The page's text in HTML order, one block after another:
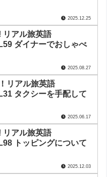
2025.12.25
リアル旅英語
ダイナーでおしゃべ
2025.08.27
リアル旅英語
タクシーを手配して
2025.06.17
リアル旅英語
トッピングについて
2025.12.03